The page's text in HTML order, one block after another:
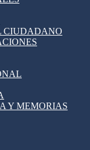
CIUDADANO
Y MEMORIAS